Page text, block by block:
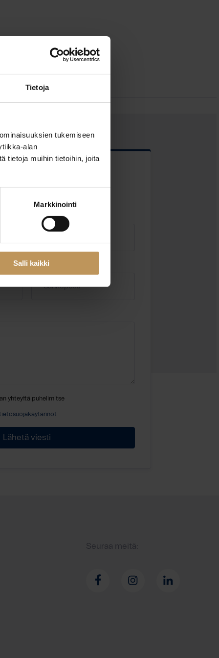
Tietoja
tukemiseen
alan
tietoja muihin tietoihin, joita
Markkinointi
Salli kaikki
Sähköposti
yhteyttä puhelimitse
Seuraa meitä: